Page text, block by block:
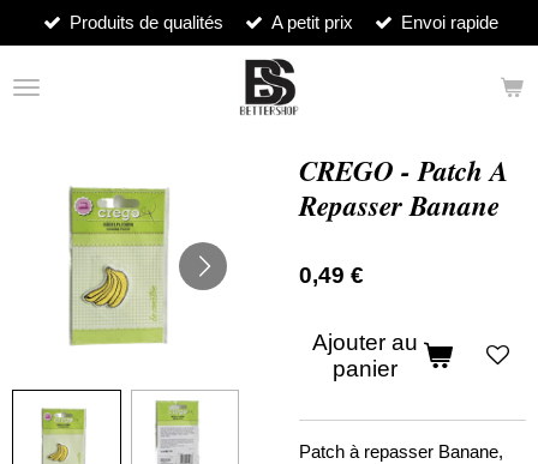
Passer
au
contenu
principal
Produits de qualités A petit prix Envoi rapide
CREGO - Patch A
Repasser Banane
0,49 €
Ajouter au
panier
Patch à repasser Banane,